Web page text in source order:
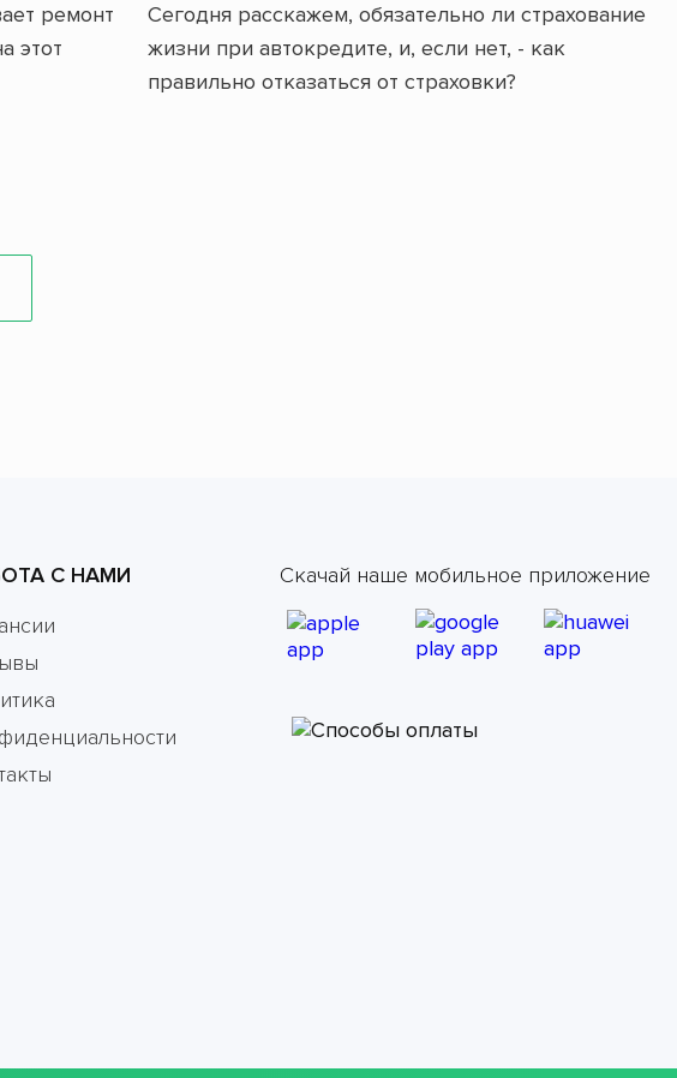
ремонт
этот
Сегодня расскажем, обязательно ли страхование
жизни при автокредите, и, если нет, - как
правильно отказаться от страховки?
С НАМИ
Скачай наше мобильное приложение